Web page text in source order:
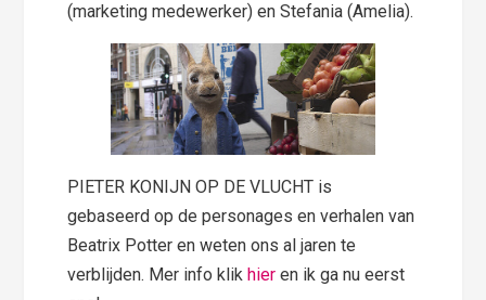
(marketing medewerker) en Stefania (Amelia).
PIETER KONIJN OP DE VLUCHT is
gebaseerd op de personages en verhalen van
Beatrix Potter en weten ons al jaren te
verblijden. Mer info klikhier en ik ga nu eerst